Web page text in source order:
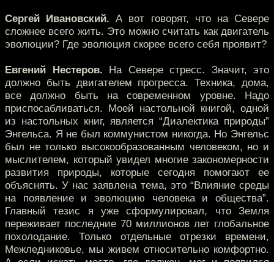
Сергей Ивановский. А вот говорят, что на Севере
сложнее всего жить. Это можно считать как двигатель
эволюции? Где эволюция скорее всего себя проявит?
Евгений Нестеров. На Севере стресс. Значит, это
должно быть двигателем прогресса. Техника, дома,
все должно быть на современном уровне. Надо
приспосабливаться. Моей настольной книгой, одной
из настольных книг, является “Диалектика природы”
Энгельса. Я не был коммунистом никогда. Но Энгельс
был не только высокообразованным человеком, но и
мыслителем, который увидел многие закономерности
развития природы, которые сегодня помогают ее
объяснять. У нас заявлена тема, это “Влияние среды
на появление и эволюцию человека и общества”.
Главный тезис я уже сформулировал, что Земля
переживает последние 70 миллионов лет глобальное
похолодание. Только отдельные отрезки времени,
Межледниковье, мы живем относительно комфортно.